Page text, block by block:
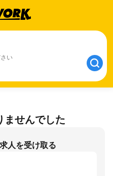
い
ませんでした
人を受け取る